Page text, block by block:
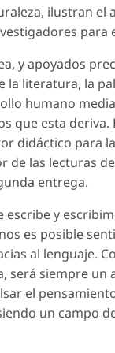
ilustran el
para
y apoyados
la literatura, la
humano
que esta
didáctico para
de las lecturas
entrega.
escribe y
es posible
al lenguaje.
será siempre un
el
un campo